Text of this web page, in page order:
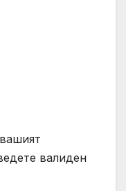
валиден